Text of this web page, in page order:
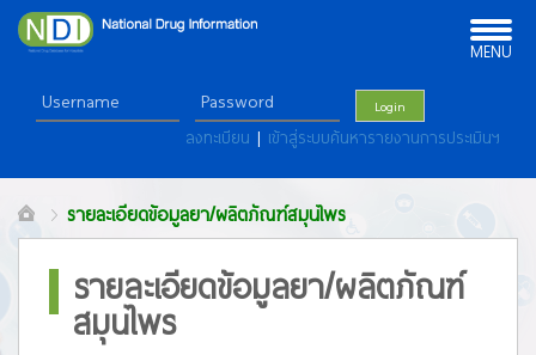
Toggle
navigation
MENU
Login
ลงทะเบียน | เข้าสู่ระบบค้นหารายงานการประเมินฯ
รายละเอียดข้อมูลยา/ผลิตภัณฑ์สมุนไพร
รายละเอียดข้อมูลยา/ผลิตภัณฑ์
สมุนไพร